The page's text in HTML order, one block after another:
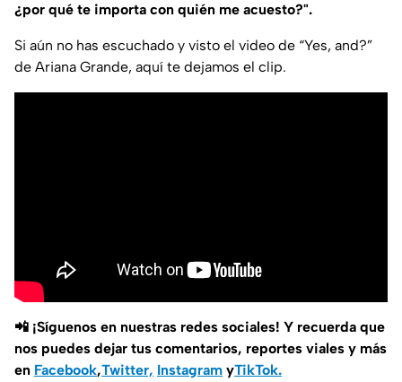
¿por qué te importa con quién me acuesto?".
Si aún no has escuchado y visto el video de “Yes, and?”
de Ariana Grande, aquí te dejamos el clip.
📲 ¡Síguenos en nuestras redes sociales! Y recuerda que
nos puedes dejar tus comentarios, reportes viales y más
en Facebook,Twitter, Instagram yTikTok.